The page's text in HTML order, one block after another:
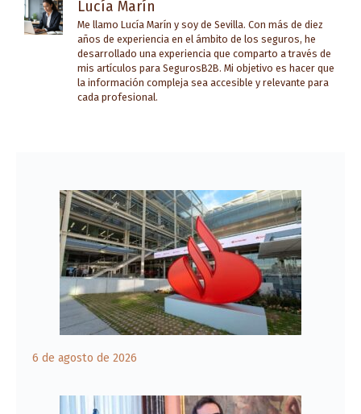
Lucía Marín
Me llamo Lucía Marín y soy de Sevilla. Con más de diez
años de experiencia en el ámbito de los seguros, he
desarrollado una experiencia que comparto a través de
mis artículos para SegurosB2B. Mi objetivo es hacer que
la información compleja sea accesible y relevante para
cada profesional.
6 de agosto de 2026